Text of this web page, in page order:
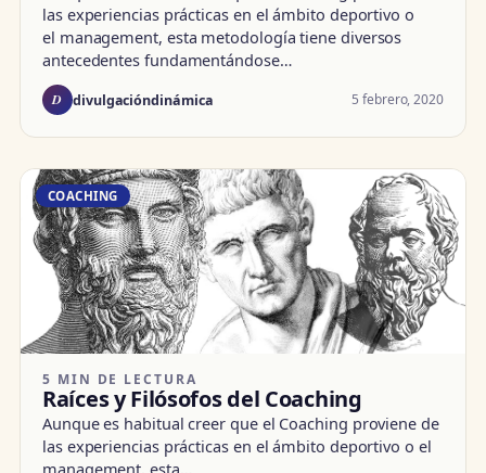
las experiencias prácticas en el ámbito deportivo o
el management, esta metodología tiene diversos
antecedentes fundamentándose…
D divulgacióndinámica 5 febrero, 2020
COACHING
5 MIN DE LECTURA
Raíces y Filósofos del Coaching
Aunque es habitual creer que el Coaching proviene de
las experiencias prácticas en el ámbito deportivo o el
management, esta…